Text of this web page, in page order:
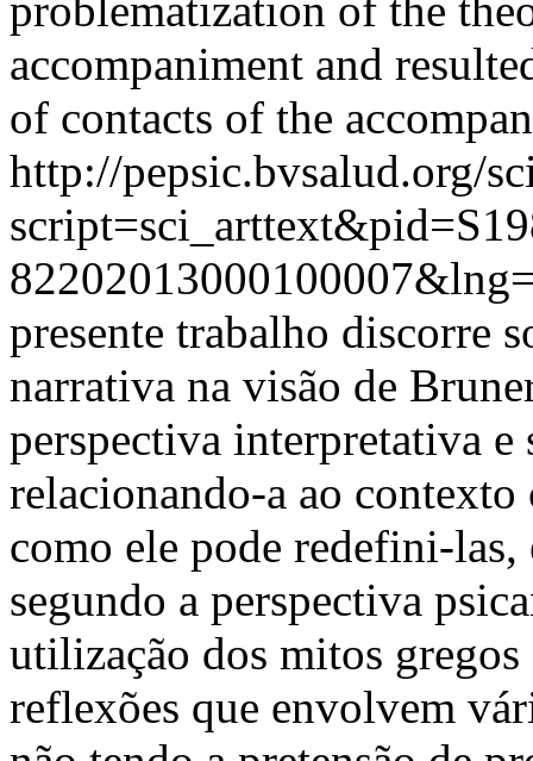
accompaniment and
of contacts of the
http://pepsic.bvsalud.org/
presente trabalho discorre
narrativa na visão de
perspectiva interpretativa e
relacionando-a ao
como ele pode redefini-
segundo a perspectiva
utilização dos mitos
reflexões que envolvem